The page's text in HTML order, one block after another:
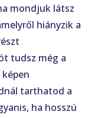
mondjuk látsz
hiányzik a
tudsz még a
tarthatod a
ha hosszú